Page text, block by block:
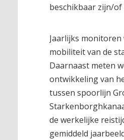
beschikbaar zijn/
Jaarlijks
mobiliteit van de
Daarnaast meten
ontwikkeling van
tussen spoorlijn
de werkelijke
gemiddeld